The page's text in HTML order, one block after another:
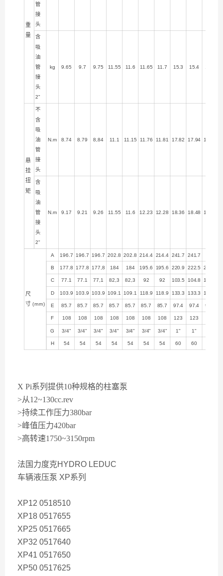
重
量
管
接
头
含
吸
油
管
接
头
2"
kg 9.65 9.7 9.75 11.55 11.6 11.65 11.7 15.3 15.4
悬
挂
扭
矩
不
含
吸
油
管
接
头
N.m 8.74 8.79 8,84 11.1 11.15 11.76 11.81 17.82 17.94 18.73
含
吸
油
管
接
头
2"
N.m 9.17 9.21 9.26 11.55 11.6 12.23 12.28 18.36 18.48 19.28
尺
寸 (mm)
A 196.7 196.7 196.7 202.8 202.8 214.4 214.4 241.7 241.7
B 177.8 177.8 177,8 184 184 195.6 195.6 220.9 222.5 224.8
C 77.1 77.1 77,1 82,3 82,3 92 92 103.5 104.8 106.7
D 103.9 103.9 103.9 109.1 109.1 118.9 118.9 133.3 133.3 135.2
E 85.7 85.7 85.7 85.7 85.7 85.7 85.7 97.4 97.4 97.4
F 108 108 108 108 108 108 108 123 123
G 3/4" 3/4" 3/4" 3/4" 3/4" 3/4" 3/4" 1" 1"
H 54 54 54 54 54 54 54 60 60
X Pi系列提供10种规格的柱塞泵
>从12~130cc.rev
>持续工作压力380bar
>峰值压力420bar
>高转速1750~3150rpm
法国力度克HYDRO LEDUC
车辆液压泵 XP系列
XP12 0518510
XP18 0517655
XP25 0517665
XP32 0517640
XP41 0517650
XP50 0517625